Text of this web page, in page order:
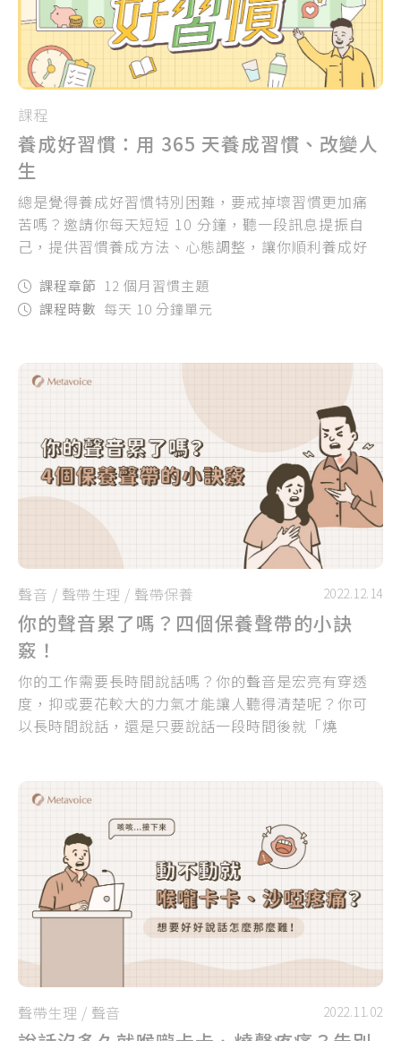
課程
養成好習慣：用 365 天養成習慣、改變人
生
總是覺得養成好習慣特別困難，要戒掉壞習慣更加痛
苦嗎？邀請你每天短短 10 分鐘，聽一段訊息提振自
己，提供習慣養成方法、心態調整，讓你順利養成好
課程章節 12 個月習慣主題
課程時數 每天 10 分鐘單元
聲音 / 聲帶生理 / 聲帶保養 2022.12.14
你的聲音累了嗎？四個保養聲帶的小訣
竅！
你的工作需要長時間說話嗎？你的聲音是宏亮有穿透
度，抑或要花較大的力氣才能讓人聽得清楚呢？你可
以長時間說話，還是只要說話一段時間後就「燒
聲帶生理 / 聲音 2022.11.02